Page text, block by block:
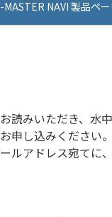
MASTER NAVI 製品ペ
読みいただき、水
申し込みください。
ルアドレス宛てに